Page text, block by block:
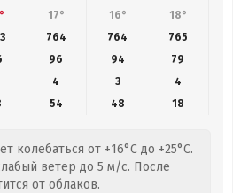
17° 16° 18°
764 764 765
96 94 79
4 3
4
54 48 18
колебаться от +16°C до +25°C.
ветер до 5 м/с. После
от облаков.